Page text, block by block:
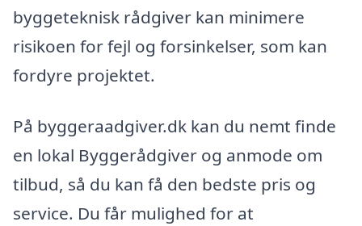
byggeteknisk rådgiver kan minimere
risikoen for fejl og forsinkelser, som kan
fordyre projektet.
På byggeraadgiver.dk kan du nemt finde
en lokal Byggerådgiver og anmode om
tilbud, så du kan få den bedste pris og
service. Du får mulighed for at